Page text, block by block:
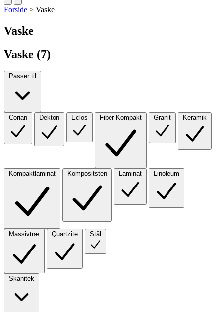
Forside > Vaske
Vaske
Vaske (7)
Passer til
Corian Dekton Eclos Fiber Kompakt Granit Keramik
Kompaktlaminat Kompositsten Laminat Linoleum
Massivtræ Quartzite Stål
Skanitek